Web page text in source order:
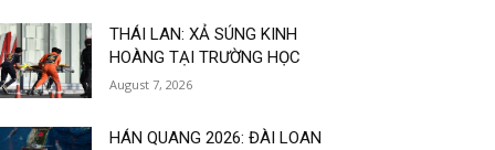
THÁI LAN: XẢ SÚNG KINH
HOÀNG TẠI TRƯỜNG HỌC
August 7, 2026
HÁN QUANG 2026: ĐÀI LOAN